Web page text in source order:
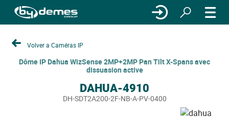
Volver a Caméras IP
Dôme IP Dahua WizSense 2MP+2MP Pan Tilt X-Spans avec
dissuasion active
DAHUA-4910
DH-SDT2A200-2F-NB-A-PV-0400